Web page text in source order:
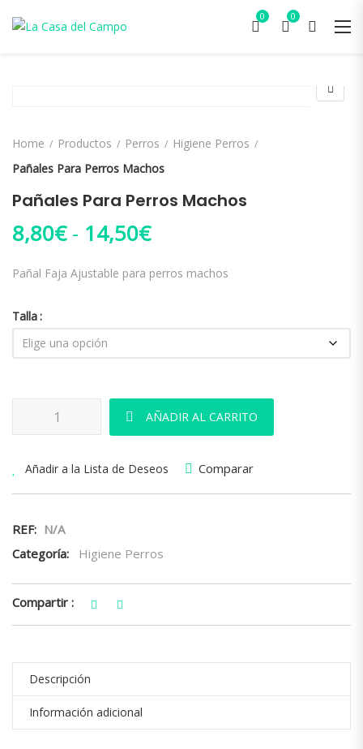
0 0
Home Productos Perros
Higiene Perros
Pañales Para Perros Machos
Pañales Para Perros Machos
8,80€ - 14,50€Rango de precios:
Pañal Faja Ajustable para perros machos
Talla
Pañales Para Perros Machos cantidad
AÑADIR AL CARRITO
Añadir a la Lista de Deseos Comparar
REF: N/A
Categoría:
Higiene Perros
Compartir :
Descripción
Información adicional